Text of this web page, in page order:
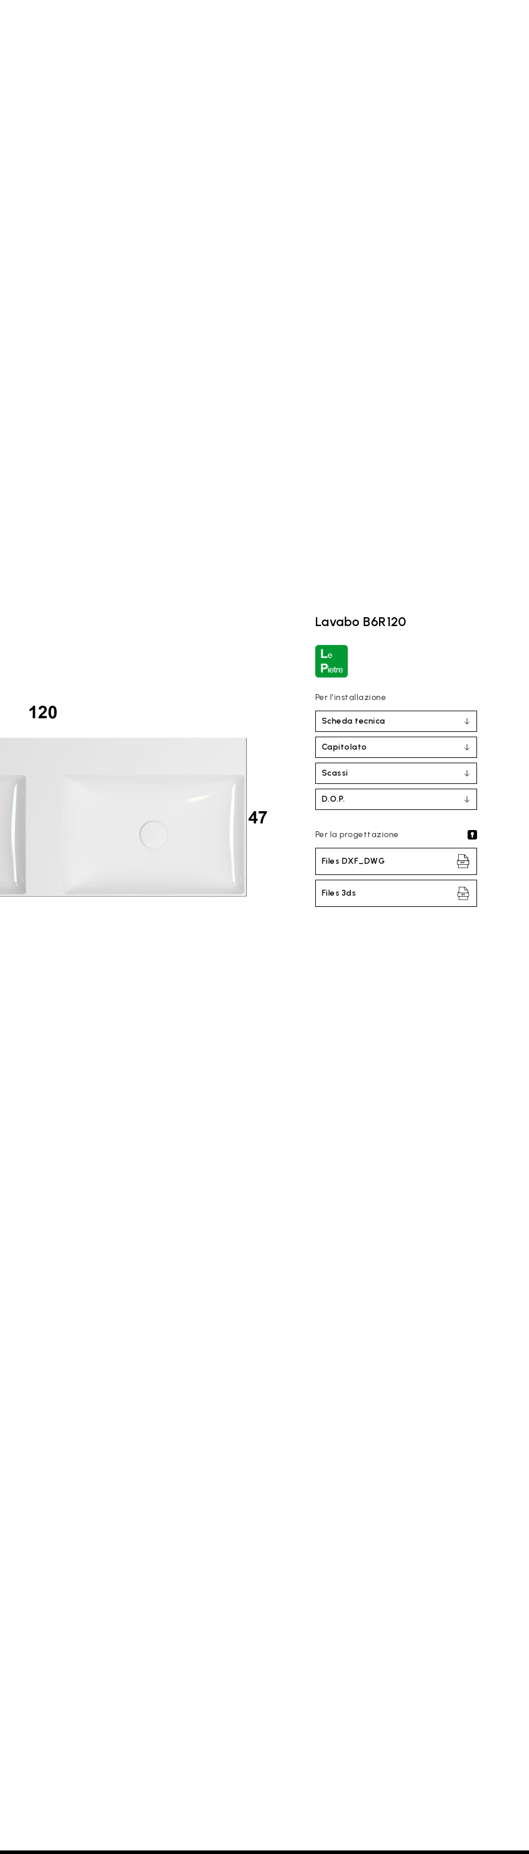
Lavabo B6R120
Per l'installazione
Scheda tecnica
Capitolato
Scassi
D.O.P.
Per la progettazione
Files DXF_DWG
Files 3ds
Accedi
password